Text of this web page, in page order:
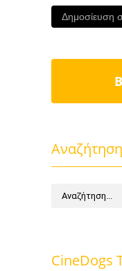
Αναζήτηση
CineDogs